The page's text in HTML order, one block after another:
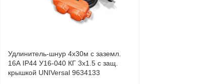
Удлинитель-шнур 4х30м с заземл.
16А IP44 У16-040 КГ 3х1.5 с защ.
крышкой UNIVersal 9634133